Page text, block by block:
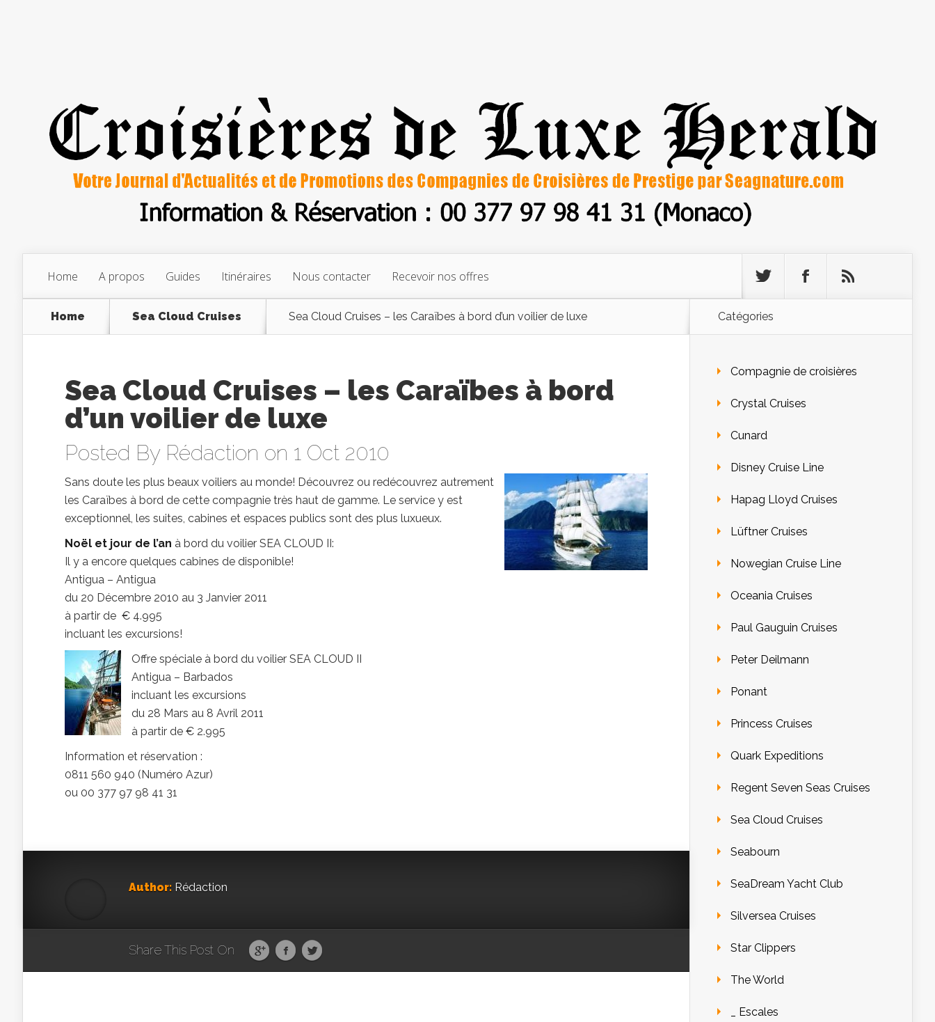
Home A propos Guides Itinéraires Nous contacter Recevoir nos offres
Home Sea Cloud Cruises Sea Cloud Cruises – les Caraïbes à bord d’un voilier de luxe
Sea Cloud Cruises – les Caraïbes à bord
d’un voilier de luxe
Posted By Rédaction on 1 Oct 2010
Sans doute les plus beaux voiliers au monde! Découvrez ou redécouvrez autrement
les Caraïbes à bord de cette compagnie très haut de gamme. Le service y est
exceptionnel, les suites, cabines et espaces publics sont des plus luxueux.
Noël et jour de l’an à bord du voilier SEA CLOUD II:
Il y a encore quelques cabines de disponible!
Antigua – Antigua
du 20 Décembre 2010 au 3 Janvier 2011
à partir de € 4.995
incluant les excursions!
Offre spéciale à bord du voilier SEA CLOUD II
Antigua – Barbados
incluant les excursions
du 28 Mars au 8 Avril 2011
à partir de € 2.995
Information et réservation :
0811 560 940 (Numéro Azur)
ou 00 377 97 98 41 31
Author: Rédaction
Share This Post On
Catégories
Compagnie de croisières
Crystal Cruises
Cunard
Disney Cruise Line
Hapag Lloyd Cruises
Lüftner Cruises
Nowegian Cruise Line
Oceania Cruises
Paul Gauguin Cruises
Peter Deilmann
Ponant
Princess Cruises
Quark Expeditions
Regent Seven Seas Cruises
Sea Cloud Cruises
Seabourn
SeaDream Yacht Club
Silversea Cruises
Star Clippers
The World
_ Escales